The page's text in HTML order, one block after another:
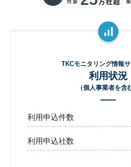
TKCモニタリング情報
利用状況
（個人事業者を含
利用申込件数
利用申込社数